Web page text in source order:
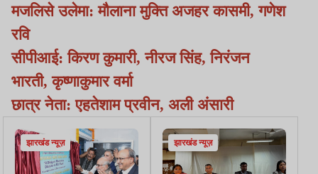
मजलिसे उलेमा: मौलाना मुक्ति अजहर कासमी, गणेश
रवि
सीपीआई: किरण कुमारी, नीरज सिंह, निरंजन
भारती, कृष्णाकुमार वर्मा
छात्र नेता: एहतेशाम प्रवीन, अली अंसारी
झारखंड न्यूज़ झारखंड न्यूज़